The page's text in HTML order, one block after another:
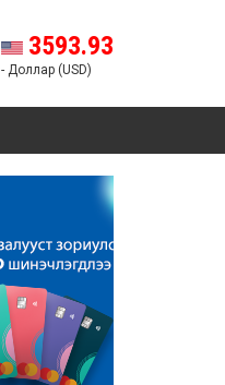
3593.93
- Доллар (USD)